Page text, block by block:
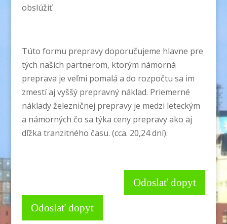
obslúžiť.
Túto formu prepravy doporučujeme hlavne pre
tých naších partnerom, ktorým námorná
preprava je veľmi pomalá a do rozpočtu sa im
zmestí aj vyššý prepravný náklad. Priemerné
náklady železničnej prepravy je medzi leteckým
a námorných čo sa týka ceny prepravy ako aj
dľžka tranzitného času. (cca. 20,24 dní).
Odoslať dopyt
Odoslať dopyt